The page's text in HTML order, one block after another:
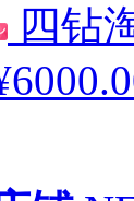
四钻